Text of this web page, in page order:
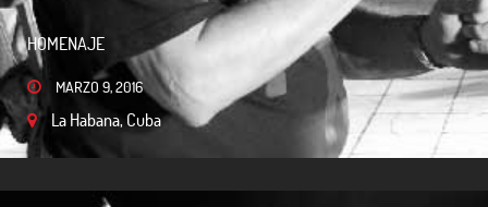
HOMENAJE
MARZO 9, 2016
La Habana, Cuba